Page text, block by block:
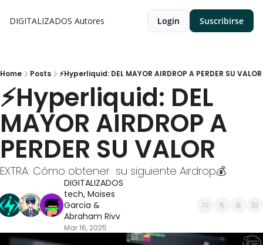
DIGITALIZADOS Autores Login Suscribirse
Home Posts ⚡Hyperliquid: DEL MAYOR AIRDROP A PERDER SU VALOR
⚡Hyperliquid: DEL
MAYOR AIRDROP A
PERDER SU VALOR
EXTRA: Cómo obtener  su siguiente Airdrop💰
DIGITALIZADOS
tech, Moises
Garcia
Abraham Rivv
Mar 16, 2025